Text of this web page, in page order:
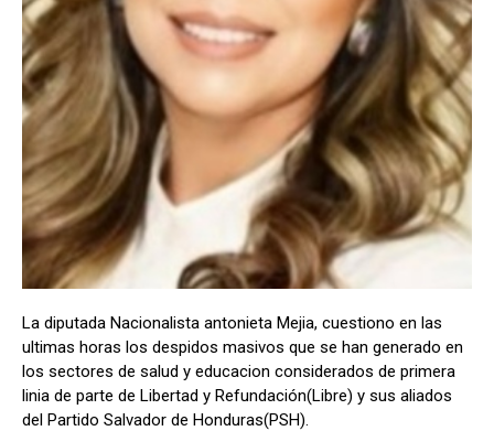
Comparta
Facebook WhatsApp
Síganos
Comparta
Facebook WhatsApp
Síganos
La diputada Nacionalista antonieta Mejia, cuestiono en las
ultimas horas los despidos masivos que se han generado en
los sectores de salud y educacion considerados de primera
linia de parte de Libertad y Refundación(Libre) y sus aliados
del Partido Salvador de Honduras(PSH).